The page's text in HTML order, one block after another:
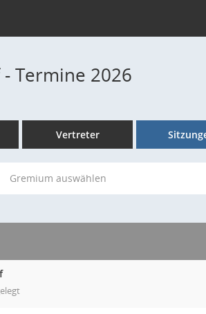
Termine 2026
Vertreter
Gremium auswählen